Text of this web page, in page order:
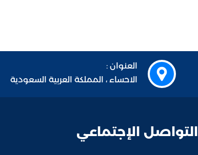
العنوان :
الاحساء ، المملكة العربية السعودية
التواصل الإجتماعي